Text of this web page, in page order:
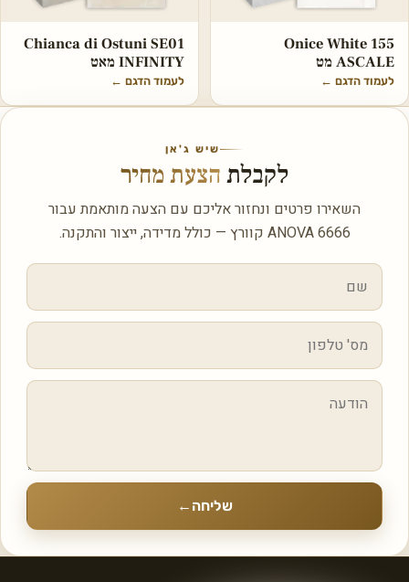
Onice White 155
ASCALE מט
לעמוד הדגם ←
Chianca di Ostuni SE01
INFINITY מאט
לעמוד הדגם ←
שיש ג'אן
לקבלת הצעת מחיר
השאירו פרטים ונחזור אליכם עם הצעה מותאמת עבור
ANOVA 6666 קוורץ — כולל מדידה, ייצור והתקנה.
שליחה ←